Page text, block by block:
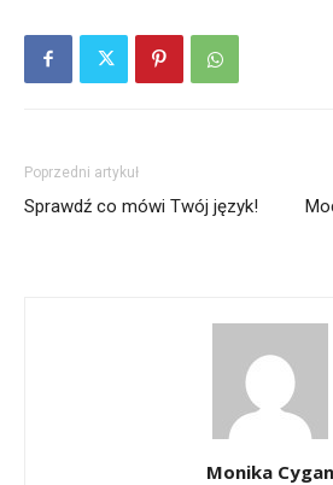
Poprzedni artykuł
Sprawdź co mówi Twój język!
Monika Cygan